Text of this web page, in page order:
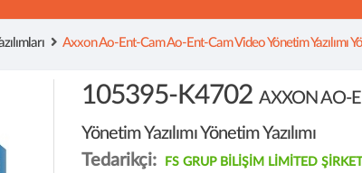
Axxon Ao-Ent-Cam Ao-Ent-Cam Video Yönetim Yazılımı
105395-K4702 AXXON AO-
Yönetim Yazılımı Yönetim Yazılımı
Tedarikçi:
FS GRUP BİLİŞİM LİMİTED